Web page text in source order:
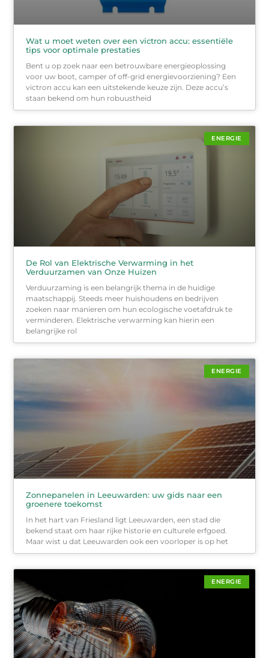
Wat u moet weten over een victron accu: essentiële
tips voor optimale prestaties
Bent u op zoek naar een betrouwbare energieoplossing
voor uw boot, camper of off-grid energievoorziening? Een
victron accu kan een uitstekende keuze zijn. Deze accu’s
staan bekend om hun robuustheid
ENERGIE
De Rol van Elektrische Verwarming in het
Verduurzamen van Onze Huizen
Verduurzaming is een belangrijk thema in de huidige
maatschappij. Steeds meer huishoudens en bedrijven
zoeken naar manieren om hun ecologische voetafdruk te
verminderen. Elektrische verwarming kan hierin een
belangrijke rol
ENERGIE
Zonnepanelen in Leeuwarden: uw gids naar een
groenere toekomst
In het hart van Friesland ligt Leeuwarden, een stad die
bekend staat om haar rijke historie en culturele erfgoed.
Maar wist u dat Leeuwarden ook een voorloper is op het
ENERGIE